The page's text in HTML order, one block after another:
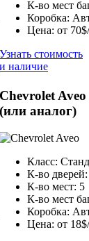
К-во мест
Коробка:
Цена: от
Узнать стоимость
и наличие
Chevrolet Aveo
(или аналог)
Класс:
К-во
К-во мест: 5
К-во мест
Коробка:
Цена: от